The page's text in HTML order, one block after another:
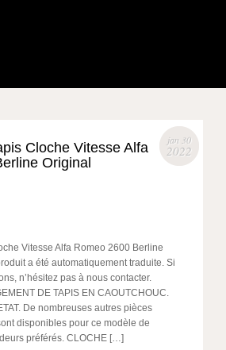
jan 30
2022
Cloche Vitesse Alfa
Original
Vitesse Alfa Romeo 2600 Berline
a été automatiquement traduite. Si
n’hésitez pas à nous contacter.
DE TAPIS EN CAOUTCHOUC.
De nombreuses autres pièces
disponibles pour ce modèle de
préférés. CLOCHE […]